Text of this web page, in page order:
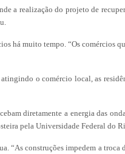
a realização do projeto de
há muito tempo. “Os comércios
o comércio local, as
diretamente a energia das
pela Universidade Federal do
“As construções impedem a